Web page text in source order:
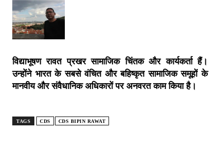
विद्याभूषण रावत प्रखर सामाजिक चिंतक और कार्यकर्ता हैं।
उन्होंने भारत के सबसे वंचित और बहिष्कृत सामाजिक समूहों के
मानवीय और संवैधानिक अधिकारों पर अनवरत काम किया है।
TAGS CDS CDS BIPIN RAWAT